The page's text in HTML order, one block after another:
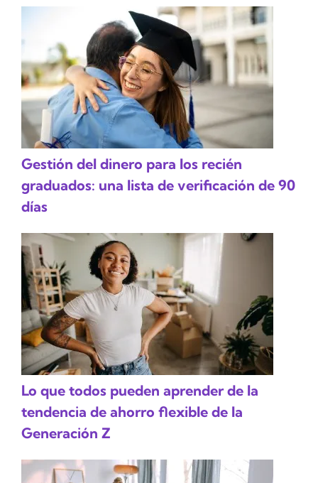
Gestión del dinero para los recién
graduados: una lista de verificación de 90
días
Lo que todos pueden aprender de la
tendencia de ahorro flexible de la
Generación Z